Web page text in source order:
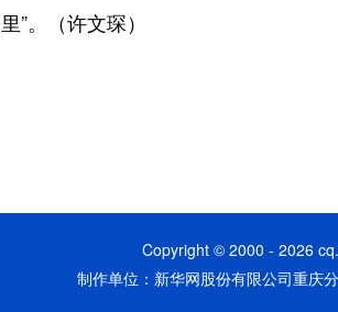
”。（许文琛）
Copyright © 2000 - 2026
制作单位：新华网股份有限公司重